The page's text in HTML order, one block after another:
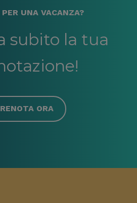
UNA VACANZA?
subito la tua
ORA